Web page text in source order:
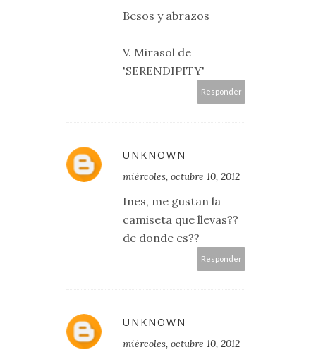
Besos y abrazos
V. Mirasol de
'SERENDIPITY'
Responder
UNKNOWN
miércoles, octubre 10, 2012
Ines, me gustan la
camiseta que llevas??
de donde es??
Responder
UNKNOWN
miércoles, octubre 10, 2012